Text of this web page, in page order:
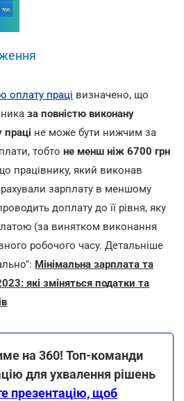
оплату праці визначено, що
за повністю виконану
праці не може бути нижчим за
тобто не менш ніж 6700 грн
працівнику, який виконав
зарплату в меншому
доплату до її рівня, яку
(за винятком виконання
робочого часу. Детальніше
Мінімальна зарплата та
які зміняться податки та
на 360! Топ-команди
для ухвалення рішень
презентацію, щоб